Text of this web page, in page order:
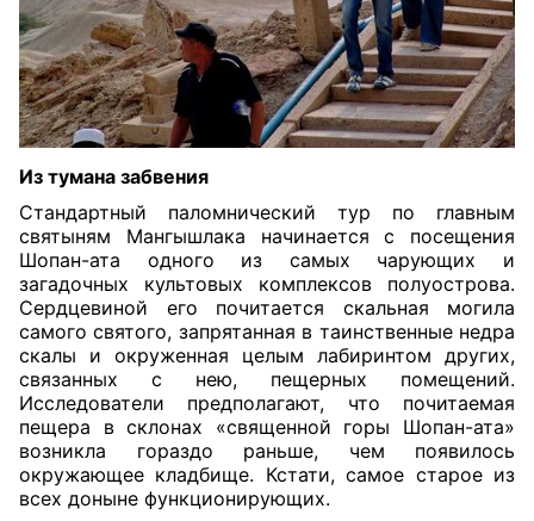
Из тумана забвения
Стандартный паломнический тур по главным
святыням Мангышлака начинается с посещения
Шопан-ата одного из самых чарующих и
загадочных культовых комплексов полуострова.
Сердцевиной его почитается скальная могила
самого святого, запрятанная в таинственные недра
скалы и окруженная целым лабиринтом других,
связанных с нею, пещерных помещений.
Исследователи предполагают, что почитаемая
пещера в склонах «священной горы Шопан-ата»
возникла гораздо раньше, чем появилось
окружающее кладбище. Кстати, самое старое из
всех доныне функционирующих.